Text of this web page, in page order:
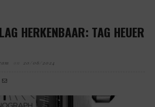
HERKENBAAR: TAG HEUER
20/06/2024